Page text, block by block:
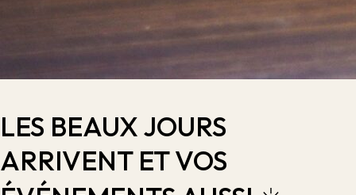
LES BEAUX JOURS
ARRIVENT ET VOS